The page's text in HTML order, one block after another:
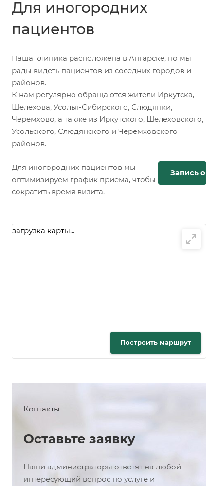
Для иногородних
пациентов
Наша клиника расположена в Ангарске, но мы
рады видеть пациентов из соседних городов и
районов.
К нам регулярно обращаются жители Иркутска,
Шелехова, Усолья-Сибирского, Слюдянки,
Черемхово, а также из Иркутского, Шелеховского,
Усольского, Слюдянского и Черемховского
районов.
Для иногородних пациентов мы
оптимизируем график приёма, чтобы
сократить время визита.
Запись
загрузка карты...
Построить маршрут
Контакты
Оставьте заявку
Наши администраторы ответят на любой
интересующий вопрос по услуге и